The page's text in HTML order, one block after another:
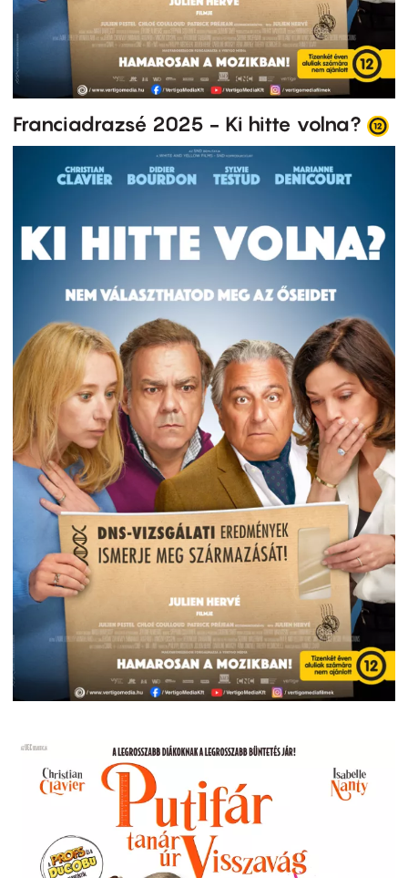
Franciadrazsé 2025 - Ki hitte volna?